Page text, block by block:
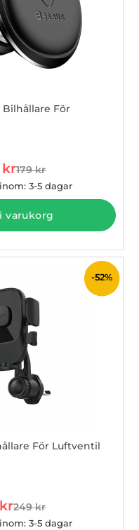
Bilhållare För
pris
krtidigare pris
179 kr
3-5 dagar
varukorg
-52%
För Luftventil
pris
krtidigare pris
249 kr
3-5 dagar